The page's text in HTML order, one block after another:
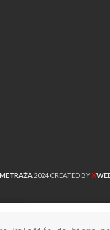
2024 CREATED BYX
accountUporedi